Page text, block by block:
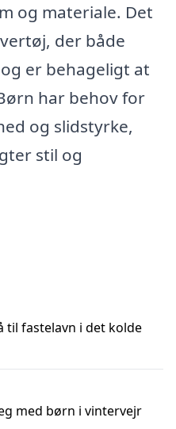
og materiale. Det
der både
er behageligt at
har behov for
og slidstyrke,
stil og
til fastelavn i det kolde
med børn i vintervejr